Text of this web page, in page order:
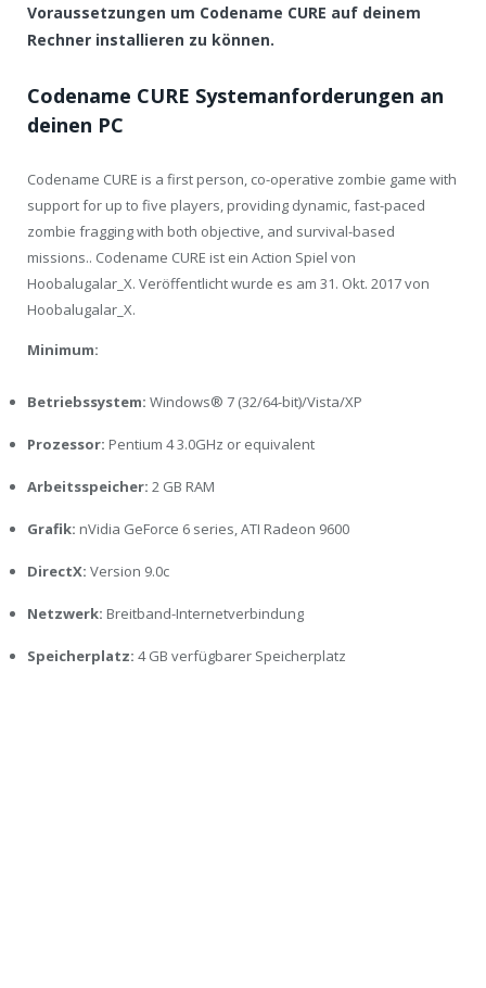
Voraussetzungen um Codename CURE auf deinem
Rechner installieren zu können.
Codename CURE Systemanforderungen an
deinen PC
Codename CURE is a first person, co-operative zombie game with
support for up to five players, providing dynamic, fast-paced
zombie fragging with both objective, and survival-based
missions.. Codename CURE ist ein Action Spiel von
Hoobalugalar_X. Veröffentlicht wurde es am 31. Okt. 2017 von
Hoobalugalar_X.
Minimum:
Betriebssystem: Windows® 7 (32/64-bit)/Vista/XP
Prozessor: Pentium 4 3.0GHz or equivalent
Arbeitsspeicher: 2 GB RAM
Grafik: nVidia GeForce 6 series, ATI Radeon 9600
DirectX: Version 9.0c
Netzwerk: Breitband-Internetverbindung
Speicherplatz: 4 GB verfügbarer Speicherplatz